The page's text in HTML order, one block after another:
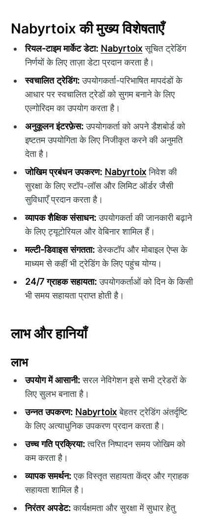
Nabyrtoix की मुख्य विशेषताएँ
रियल-टाइम मार्केट डेटा: Nabyrtoixसूचित ट्रेडिंग
निर्णयों के लिए ताज़ा डेटा प्रदान करता है।
स्वचालित ट्रेडिंग:उपयोगकर्ता-परिभाषित मापदंडों के
आधार पर स्वचालित ट्रेडों को सुगम बनाने के लिए
एल्गोरिदम का उपयोग करता है।
अनुकूलन इंटरफ़ेस:उपयोगकर्ता को अपने डैशबोर्ड को
इष्टतम उपयोगिता के लिए निजीकृत करने की अनुमति
देता है।
जोखिम प्रबंधन उपकरण: Nabyrtoixनिवेश की
सुरक्षा के लिए स्टॉप-लॉस और लिमिट ऑर्डर जैसी
सुविधाएँ प्रदान करता है।
व्यापक शैक्षिक संसाधन:उपयोगकर्ता की जानकारी बढ़ाने
के लिए ट्यूटोरियल और वेबिनार शामिल हैं।
मल्टी-डिवाइस संगतता:डेस्कटॉप और मोबाइल ऐप्स के
माध्यम से कहीं भी ट्रेडिंग के लिए पहुंच योग्य।
24/7 ग्राहक सहायता:उपयोगकर्ताओं को दिन के किसी
भी समय सहायता प्राप्त होती है।
लाभ और हानियाँ
लाभ
उपयोग में आसानी:सरल नेविगेशन इसे सभी ट्रेडरों के
लिए सुलभ बनाता है।
उन्नत उपकरण: Nabyrtoixबेहतर ट्रेडिंग अंतर्दृष्टि
के लिए अत्याधुनिक उपकरण प्रदान करता है।
उच्च गति प्रक्रिया:त्वरित निष्पादन समय जोखिम को
कम करता है।
व्यापक समर्थन:एक विस्तृत सहायता केंद्र और ग्राहक
सहायता शामिल है।
निरंतर अपडेट:कार्यक्षमता और सुरक्षा में सुधार हेतु